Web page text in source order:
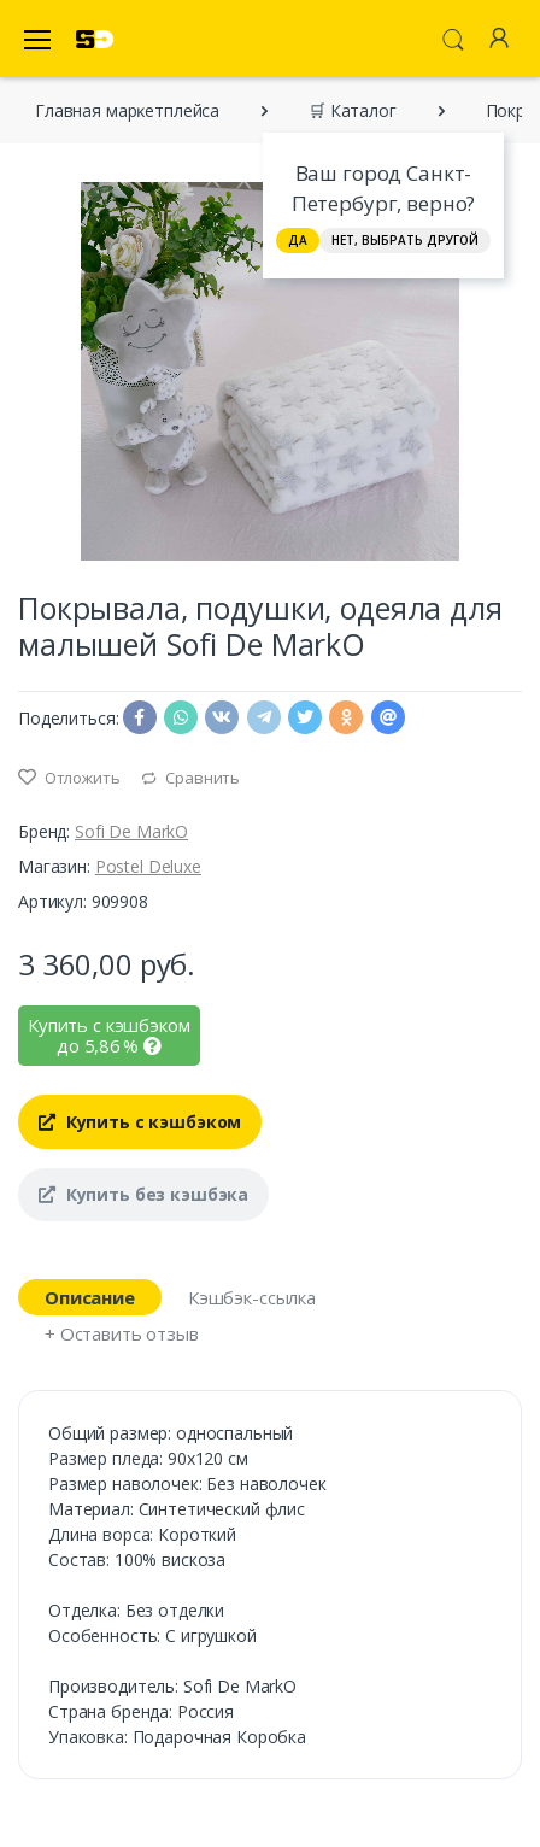
Ваш город Санкт-
Петербург, верно?
ДА НЕТ, ВЫБРАТЬ ДРУГОЙ
Главная марĸетплейса 🛒 Каталог
Покрывала, подушки, одеяла для
малышей Sofi De MarkO
Поделиться:
Отложить Сравнить
Бренд: Sofi De MarkO
Магазин: Postel Deluxe
Артикул: 909908
3 360,00 руб.
Купить с кэшбэком
до 5,86%
Купить с кэшбэком
Купить без кэшбэка
Описание
Кэшбэк-ссылка
+ Оставить отзыв
Общий размер: односпальный
Размер пледа: 90х120 см
Размер наволочек: Без наволочек
Материал: Синтетический флис
Длина ворса: Короткий
Состав: 100% вискоза
Отделка: Без отделки
Особенность: С игрушкой
Производитель: Sofi De MarkO
Cтрана бренда: Россия
Упаковка: Подарочная Коробка